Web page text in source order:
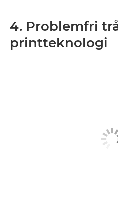
4. Problemfri
printteknologi